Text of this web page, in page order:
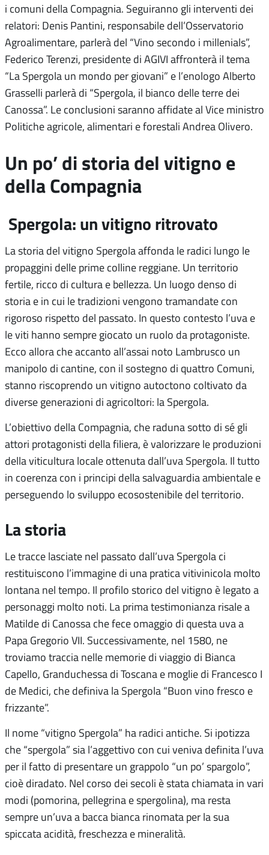
i comuni della Compagnia. Seguiranno gli interventi dei
relatori: Denis Pantini, responsabile dell’Osservatorio
Agroalimentare, parlerà del “Vino secondo i millenials”,
Federico Terenzi, presidente di AGIVI affronterà il tema
“La Spergola un mondo per giovani” e l’enologo Alberto
Grasselli parlerà di “Spergola, il bianco delle terre dei
Canossa”. Le conclusioni saranno affidate al Vice ministro
Politiche agricole, alimentari e forestali Andrea Olivero.
Un po’ di storia del vitigno e
della Compagnia
Spergola: un vitigno ritrovato
La storia del vitigno Spergola affonda le radici lungo le
propaggini delle prime colline reggiane. Un territorio
fertile, ricco di cultura e bellezza. Un luogo denso di
storia e in cui le tradizioni vengono tramandate con
rigoroso rispetto del passato. In questo contesto l’uva e
le viti hanno sempre giocato un ruolo da protagoniste.
Ecco allora che accanto all’assai noto Lambrusco un
manipolo di cantine, con il sostegno di quattro Comuni,
stanno riscoprendo un vitigno autoctono coltivato da
diverse generazioni di agricoltori: la Spergola.
L’obiettivo della Compagnia, che raduna sotto di sé gli
attori protagonisti della filiera, è valorizzare le produzioni
della viticultura locale ottenuta dall’uva Spergola. Il tutto
in coerenza con i principi della salvaguardia ambientale e
perseguendo lo sviluppo ecosostenibile del territorio.
La storia
Le tracce lasciate nel passato dall’uva Spergola ci
restituiscono l’immagine di una pratica vitivinicola molto
lontana nel tempo. Il profilo storico del vitigno è legato a
personaggi molto noti. La prima testimonianza risale a
Matilde di Canossa che fece omaggio di questa uva a
Papa Gregorio VII. Successivamente, nel 1580, ne
troviamo traccia nelle memorie di viaggio di Bianca
Capello, Granduchessa di Toscana e moglie di Francesco I
de Medici, che definiva la Spergola “Buon vino fresco e
frizzante”.
Il nome “vitigno Spergola” ha radici antiche. Si ipotizza
che “spergola” sia l’aggettivo con cui veniva definita l’uva
per il fatto di presentare un grappolo “un po’ spargolo”,
cioè diradato. Nel corso dei secoli è stata chiamata in vari
modi (pomorina, pellegrina e spergolina), ma resta
sempre un’uva a bacca bianca rinomata per la sua
spiccata acidità, freschezza e mineralità.